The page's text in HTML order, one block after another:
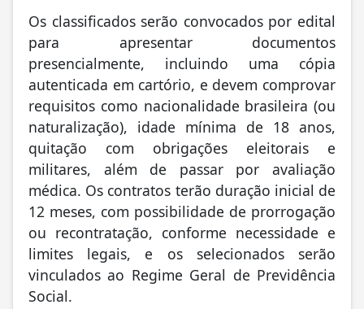
Os classificados serão convocados por edital
para apresentar documentos
presencialmente, incluindo uma cópia
autenticada em cartório, e devem comprovar
requisitos como nacionalidade brasileira (ou
naturalização), idade mínima de 18 anos,
quitação com obrigações eleitorais e
militares, além de passar por avaliação
médica. Os contratos terão duração inicial de
12 meses, com possibilidade de prorrogação
ou recontratação, conforme necessidade e
limites legais, e os selecionados serão
vinculados ao Regime Geral de Previdência
Social.